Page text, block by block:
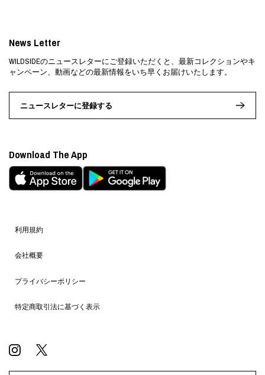
利用規約
会社概要
プライバシーポリシー
特定商取引法に基づく表示
News Letter
WILDSIDEのニュースレターにご登録いただくと、最新コレクションやキ
ャンペーン、動画などの最新情報をいち早くお届けいたします。
ニュースレターに登録する
Download The App